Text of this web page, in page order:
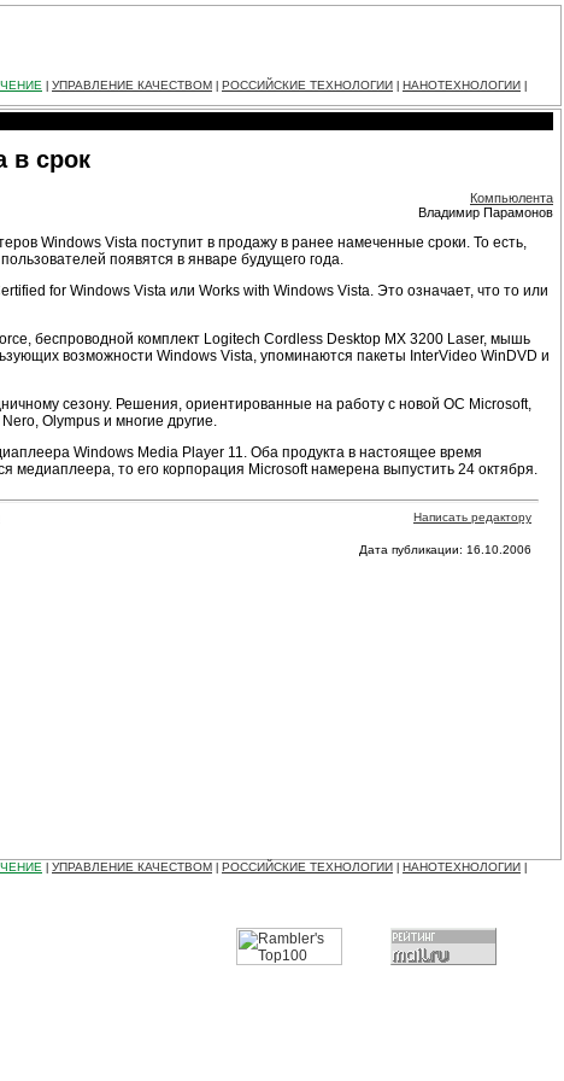
УПРАВЛЕНИЕ КАЧЕСТВОМ РОССИЙСКИЕ ТЕХНОЛОГИИ НАНОТЕХНОЛОГИИ
в срок
Компьюлента
Владимир Парамонов
Windows Vista поступит в продажу в ранее намеченные сроки. То есть,
появятся в январе будущего года.
for Windows Vista или Works with Windows Vista. Это означает, что то или
беспроводной комплект Logitech Cordless Desktop MX 3200 Laser, мышь
возможности Windows Vista, упоминаются пакеты InterVideo WinDVD и
сезону. Решения, ориентированные на работу с новой ОС Microsoft,
Olympus и многие другие.
Windows Media Player 11. Оба продукта в настоящее время
медиаплеера, то его корпорация Microsoft намерена выпустить 24 октября.
Написать редактору
Дата публикации: 16.10.2006
УПРАВЛЕНИЕ КАЧЕСТВОМ РОССИЙСКИЕ ТЕХНОЛОГИИ НАНОТЕХНОЛОГИИ